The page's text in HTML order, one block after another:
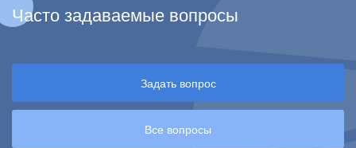
Часто задаваемые вопросы
Задать вопрос
Все вопросы